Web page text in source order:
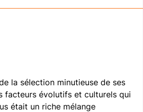
la sélection minutieuse de ses
facteurs évolutifs et culturels qui
était un riche mélange